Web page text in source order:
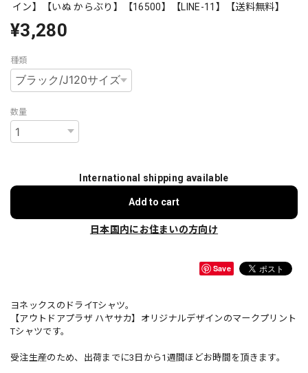
イン】【いぬ からぶり】【16500】【LINE-11】【送料無料】
¥3,280
種類
数量
International shipping available
Add to cart
日本国内にお住まいの方向け
Save
ヨネックスのドライTシャツ。
【アウトドアプラザ ハヤサカ】オリジナルデザインのマークプリント
Tシャツです。
受注生産のため、出荷までに3日から1週間ほどお時間を頂きます。